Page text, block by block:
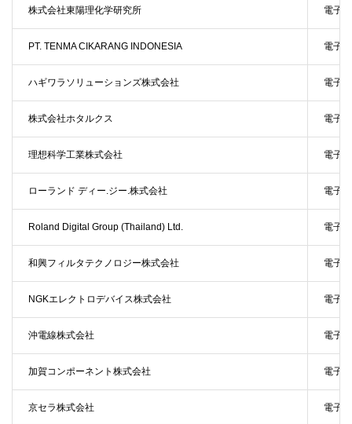
株式会社東陽理化学研究所 電子
PT. TENMA CIKARANG INDONESIA 電子
ハギワラソリューションズ株式会社 電子
株式会社ホタルクス 電子
理想科学工業株式会社 電子
ローランド ディー.ジー.株式会社 電子
Roland Digital Group (Thailand) Ltd. 電子
和興フィルタテクノロジー株式会社 電子
NGKエレクトロデバイス株式会社 電子
沖電線株式会社 電子
加賀コンポーネント株式会社 電子
京セラ株式会社 電子